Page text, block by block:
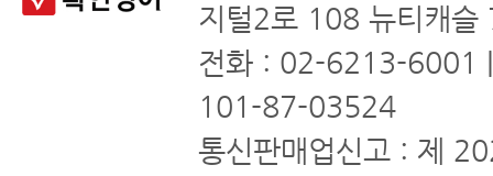
지털2로 108 뉴티캐슬
전화 : 02-6213-6001
101-87-03524
통신판매업신고 : 제